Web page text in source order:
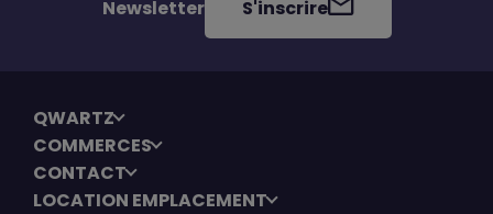
Newsletter S'inscrire
QWARTZ
COMMERCES
CONTACT
LOCATION EMPLACEMENT